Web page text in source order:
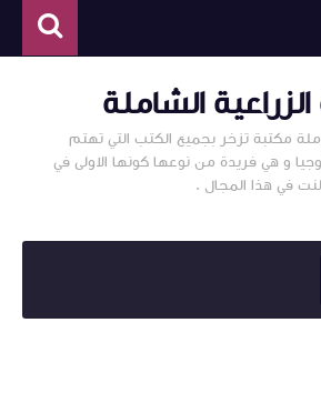
الشاملة
مكتبة تزخر بجميع الكتب التي تهتم
و هي فريدة من نوعها كونها الاولى في
في هذا المجال .